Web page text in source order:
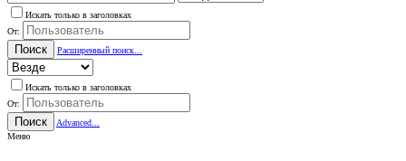
Искать только в заголовках
От:
Поиск Расширенный поиск...
Искать только в заголовках
От:
Поиск
Advanced...
Меню